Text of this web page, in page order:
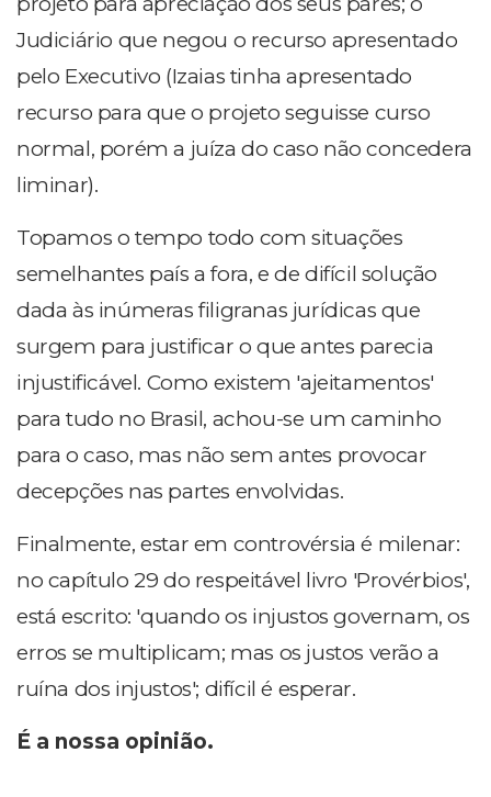
Judiciário que negou o recurso apresentado
pelo Executivo (Izaias tinha apresentado
recurso para que o projeto seguisse curso
normal, porém a juíza do caso não concedera
liminar).
Topamos o tempo todo com situações
semelhantes país a fora, e de difícil solução
dada às inúmeras filigranas jurídicas que
surgem para justificar o que antes parecia
injustificável. Como existem 'ajeitamentos'
para tudo no Brasil, achou-se um caminho
para o caso, mas não sem antes provocar
decepções nas partes envolvidas.
Finalmente, estar em controvérsia é milenar:
no capítulo 29 do respeitável livro 'Provérbios',
está escrito: 'quando os injustos governam, os
erros se multiplicam; mas os justos verão a
ruína dos injustos'; difícil é esperar.
É a nossa opinião.